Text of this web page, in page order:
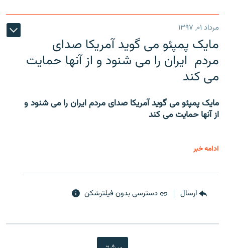
مرداد ۰۱, ۱۳۹۷
مایک پمپئو می گوید آمریکا صدای
مردم ایران را می شنود و از آنها حمایت
می کند
مایک پمپئو می گوید آمریکا صدای مردم ایران را می شنود و
از آنها حمایت می کند
ادامه خبر
ارسال دسترسی بدون فیلترشکن